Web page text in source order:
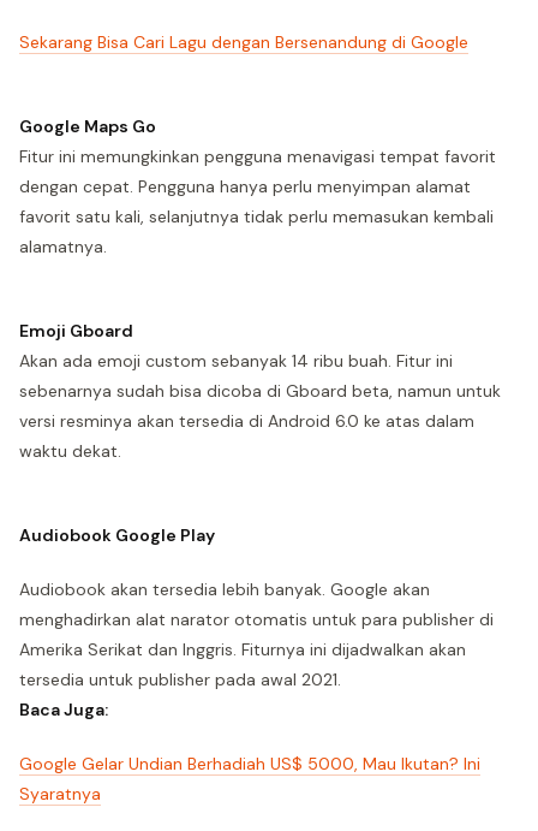
Sekarang Bisa Cari Lagu dengan Bersenandung di Google
Google Maps Go
Fitur ini memungkinkan pengguna menavigasi tempat favorit
dengan cepat. Pengguna hanya perlu menyimpan alamat
favorit satu kali, selanjutnya tidak perlu memasukan kembali
alamatnya.
Emoji Gboard
Akan ada emoji custom sebanyak 14 ribu buah. Fitur ini
sebenarnya sudah bisa dicoba di Gboard beta, namun untuk
versi resminya akan tersedia di Android 6.0 ke atas dalam
waktu dekat.
Audiobook Google Play
Audiobook akan tersedia lebih banyak. Google akan
menghadirkan alat narator otomatis untuk para publisher di
Amerika Serikat dan Inggris. Fiturnya ini dijadwalkan akan
tersedia untuk publisher pada awal 2021.
Baca Juga:
Google Gelar Undian Berhadiah US$ 5000, Mau Ikutan? Ini
Syaratnya